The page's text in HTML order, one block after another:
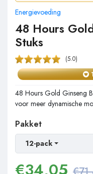
Energievoeding
48 Hours
Stuks
(5.0)
48 Hours Gold Ginseng
voor meer dynamische
Pakket
12-pack